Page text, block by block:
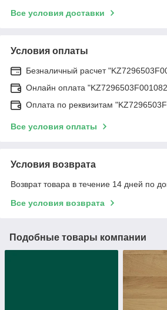
Все условия доставки
Условия оплаты
Безналичный расчет
Онлайн оплата
Оплата по реквизитам
Все условия оплаты
Условия возврата
Возврат товара в течение 14 дней по
Все условия возврата
Подобные товары компании